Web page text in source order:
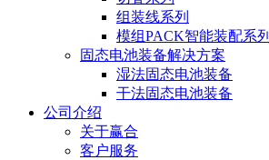
组装线系列
模组PACK智能装配系列
固态电池装备解决方案
湿法固态电池装备
干法固态电池装备
公司介绍
关于赢合
客户服务